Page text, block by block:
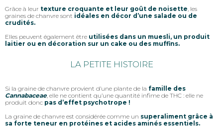
Grâce à leur texture croquante et leur goût de noisette, les
graines de chanvre sont idéales en décor d’une salade ou de
crudités.
Elles peuvent également être utilisées dans un muesli, un produit
laitier ou en décoration sur un cake ou des muffins.
LA PETITE HISTOIRE
Si la graine de chanvre provient d’une plante de la famille des
Cannabaceae, elle ne contient qu’une quantité infime de THC : elle ne
produit donc pas d’effet psychotrope !
La graine de chanvre est considérée comme un superaliment grâce à
sa forte teneur en protéines et acides aminés essentiels.